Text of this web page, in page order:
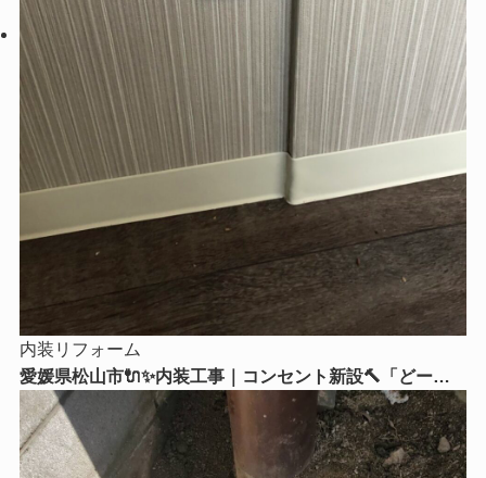
内装リフォーム
愛媛県松山市🔌✨内装工事｜コンセント新設🔨「どーー
してもここにコンセントが欲しい！」そんなお悩みはリ
フォームストアにご相談ください😊